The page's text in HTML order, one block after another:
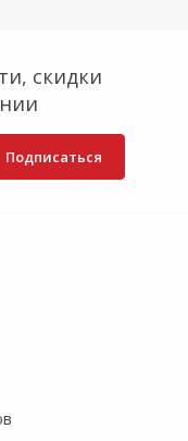
скидки
Подписаться